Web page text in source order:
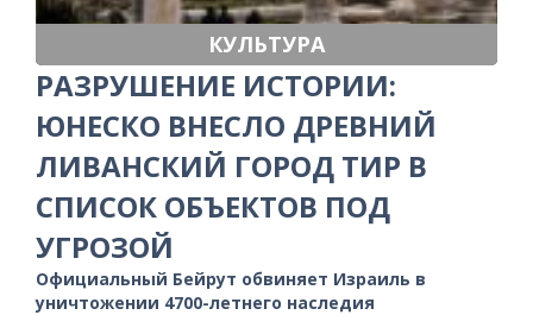
КУЛЬТУРА
РАЗРУШЕНИЕ ИСТОРИИ:
ЮНЕСКО ВНЕСЛО ДРЕВНИЙ
ЛИВАНСКИЙ ГОРОД ТИР В
СПИСОК ОБЪЕКТОВ ПОД
УГРОЗОЙ
Официальный Бейрут обвиняет Израиль в
уничтожении 4700-летнего наследия